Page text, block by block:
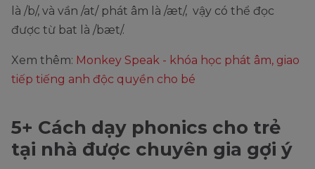
là /b/, và vần /at/ phát âm là /æt/, vậy có thể đọc
được từ bat là /bæt/.
Xem thêm: Monkey Speak - khóa học phát âm, giao
tiếp tiếng anh độc quyền cho bé
5+ Cách dạy phonics cho trẻ
tại nhà được chuyên gia gợi ý